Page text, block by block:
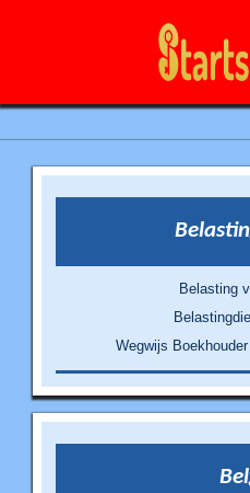
Belasting
Wegwijs